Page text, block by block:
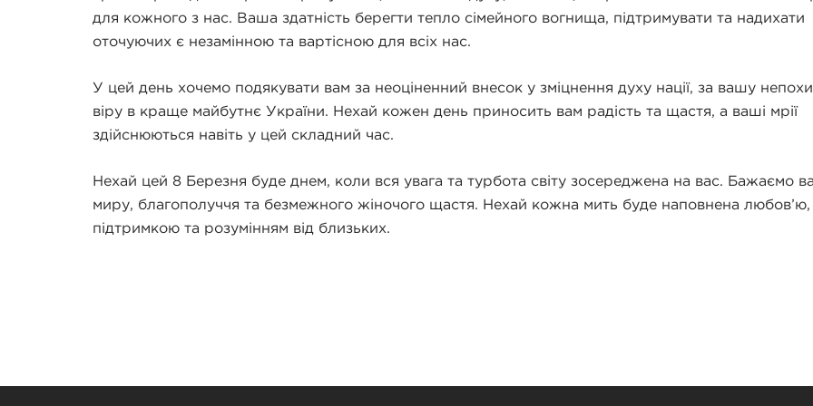
для кожного з нас. Ваша здатність берегти тепло сімейного вогнища, підтримувати та надихати
оточуючих є незамінною та вартісною для всіх нас.
У цей день хочемо подякувати вам за неоціненний внесок у зміцнення духу нації, за вашу
віру в краще майбутнє України. Нехай кожен день приносить вам радість та щастя, а ваші мрії
здійснюються навіть у цей складний час.
Нехай цей 8 Березня буде днем, коли вся увага та турбота світу зосереджена на вас. Бажаємо
миру, благополуччя та безмежного жіночого щастя. Нехай кожна мить буде наповнена любов’ю,
підтримкою та розумінням від близьких.